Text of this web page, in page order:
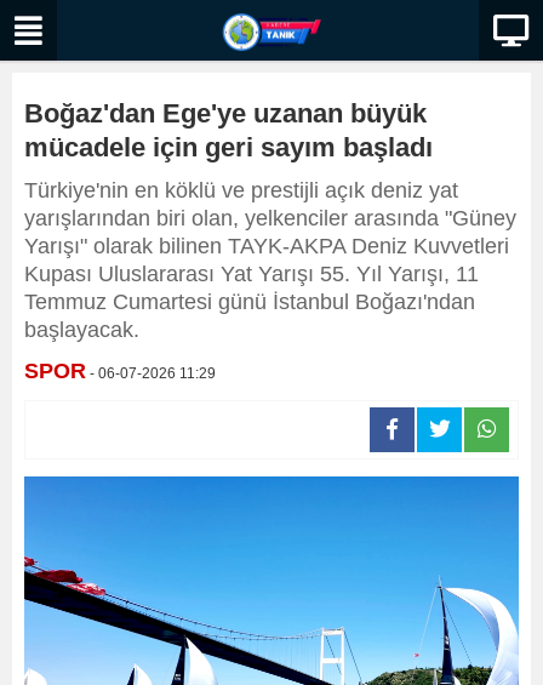
Boğaz'dan Ege'ye uzanan büyük
mücadele için geri sayım başladı
Türkiye'nin en köklü ve prestijli açık deniz yat
yarışlarından biri olan, yelkenciler arasında "Güney
Yarışı" olarak bilinen TAYK-AKPA Deniz Kuvvetleri
Kupası Uluslararası Yat Yarışı 55. Yıl Yarışı, 11
Temmuz Cumartesi günü İstanbul Boğazı'ndan
başlayacak.
SPOR - 06-07-2026 11:29